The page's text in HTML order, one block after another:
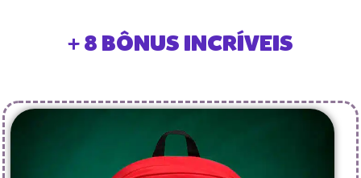
+ 8 BÔNUS INCRÍVEIS